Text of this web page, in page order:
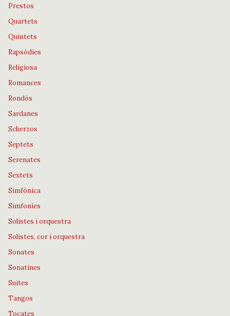
Prestos
Quartets
Quintets
Rapsòdies
Religiosa
Romances
Rondós
Sardanes
Scherzos
Septets
Serenates
Sextets
Simfònica
Simfonies
Solistes i orquestra
Solistes, cor i orquestra
Sonates
Sonatines
Suites
Tangos
Tocates